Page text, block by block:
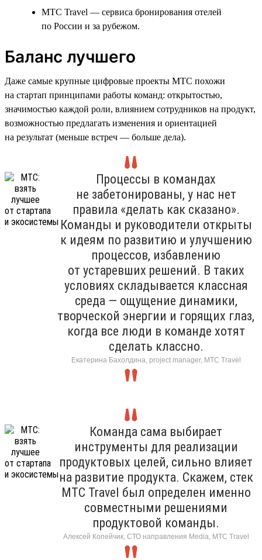
МТС Travel — сервиса бронирования отелей
по России и за рубежом.
Баланс лучшего
Даже самые крупные цифровые проекты МТС похожи
на стартап принципами работы команд: открытостью,
значимостью каждой роли, влиянием сотрудников на продукт,
возможностью предлагать изменения и ориентацией
на результат (меньше встреч — больше дела).
Процессы в командах
не забетонированы, у нас нет
правила «делать как сказано».
Команды и руководители открыты
к идеям по развитию и улучшению
процессов, избавлению
от устаревших решений. В таких
условиях складывается классная
среда — ощущение динамики,
творческой энергии и горящих глаз,
когда все люди в команде хотят
сделать классно.
Екатерина Бахолдина, project manager, МТС Travel
Команда сама выбирает
инструменты для реализации
продуктовых целей, сильно влияет
на развитие продукта. Скажем, стек
МТС Travel был определен именно
совместными решениями
продуктовой команды.
Алексей Копейчик, СТО направления Media, МТС Travel